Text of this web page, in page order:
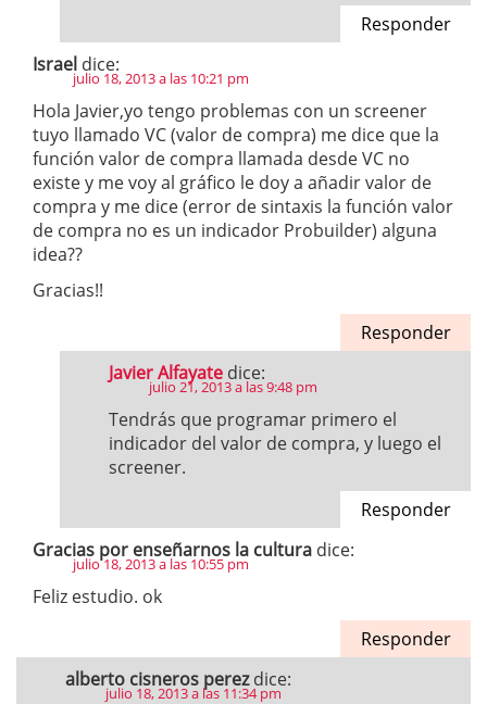
Responder
Israel dice:
julio 18, 2013 a las 10:21 pm
Hola Javier,yo tengo problemas con un screener
tuyo llamado VC (valor de compra) me dice que la
función valor de compra llamada desde VC no
existe y me voy al gráfico le doy a añadir valor de
compra y me dice (error de sintaxis la función valor
de compra no es un indicador Probuilder) alguna
idea??
Gracias!!
Responder
Javier Alfayate dice:
julio 21, 2013 a las 9:48 pm
Tendrás que programar primero el
indicador del valor de compra, y luego el
screener.
Responder
Gracias por enseñarnos la cultura dice:
julio 18, 2013 a las 10:55 pm
Feliz estudio. ok
Responder
alberto cisneros perez dice:
julio 18, 2013 a las 11:34 pm